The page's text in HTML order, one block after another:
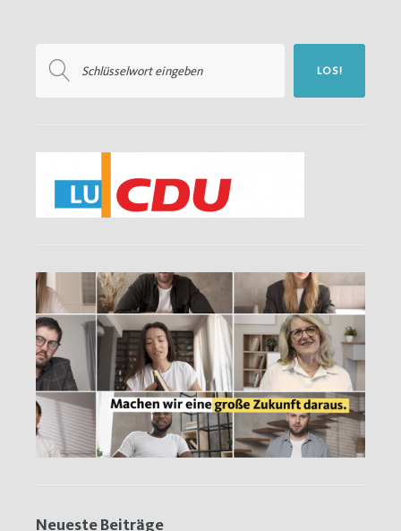
nach:
LOS!
Neueste Beiträge